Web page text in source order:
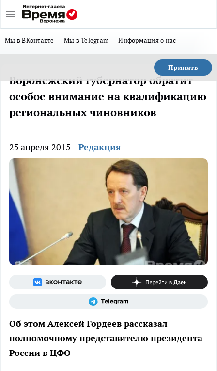
Мы в ВКонтакте Мы в Telegram Информация о нас
Принять
Воронежский губернатор обратит
особое внимание на квалификацию
региональных чиновников
25 апреля 2015 Редакция
Об этом Алексей Гордеев рассказал
полномочному представителю президента
России в ЦФО